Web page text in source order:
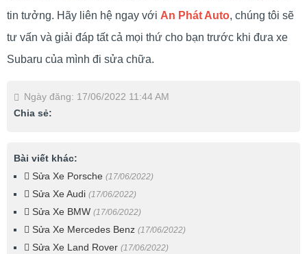
tin tưởng. Hãy liên hệ ngay với An Phát Auto, chúng tôi sẽ
tư vấn và giải đáp tất cả mọi thứ cho bạn trước khi đưa xe
Subaru của mình đi sửa chữa.
Ngày đăng: 17/06/2022 11:44 AM
Chia sẻ:
Bài viết khác:
Sửa Xe Porsche (17/06/2022)
Sửa Xe Audi (17/06/2022)
Sửa Xe BMW (17/06/2022)
Sửa Xe Mercedes Benz (17/06/2022)
Sửa Xe Land Rover (17/06/2022)